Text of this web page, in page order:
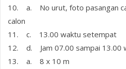
10. a. No urut, foto pasangan
calon
11. c. 13.00 waktu setempat
12. d. Jam 07.00 sampai 13.00
13. a. 8 x 10 m